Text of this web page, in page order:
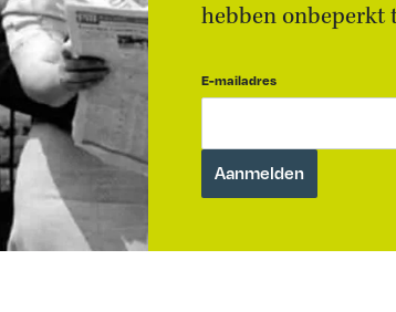
hebben onbeperkt
E-mailadres